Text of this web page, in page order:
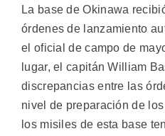
La base de Okinawa
órdenes de lanzamiento
el oficial de campo de
lugar, el capitán William
discrepancias entre las
nivel de preparación de
los misiles de esta base